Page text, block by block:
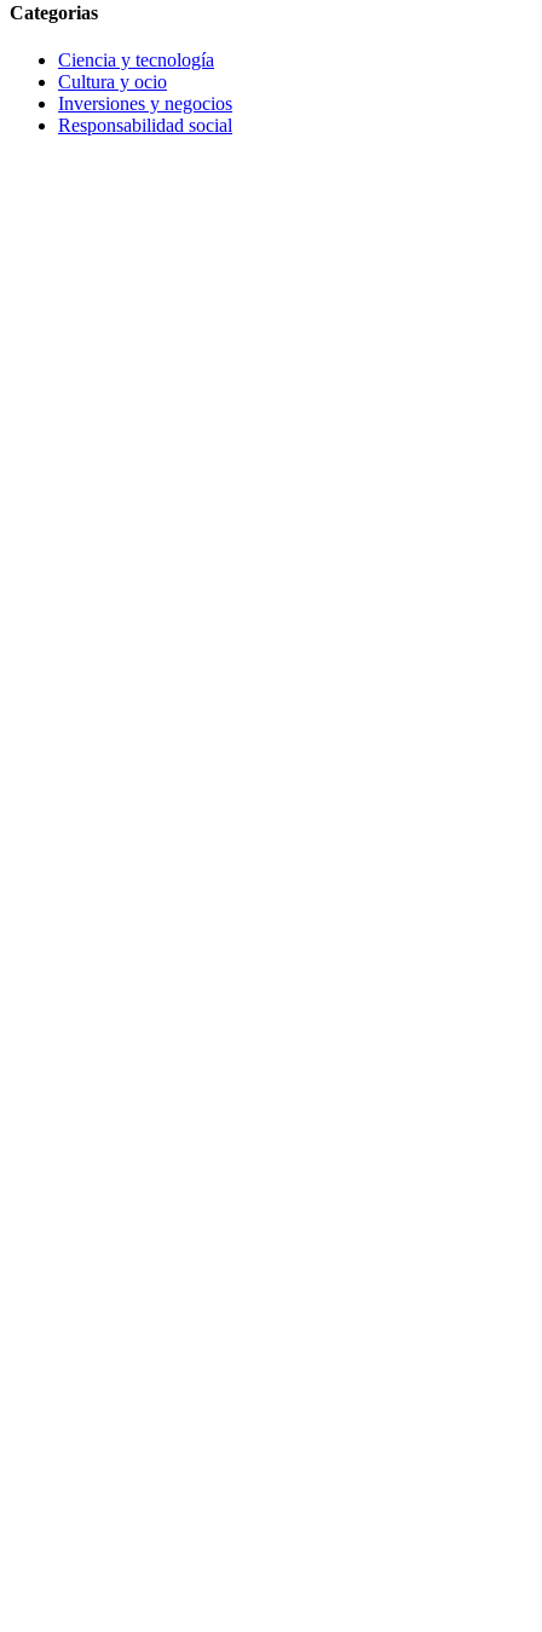
Categorias
Ciencia y tecnología
Cultura y ocio
Inversiones y negocios
Responsabilidad social